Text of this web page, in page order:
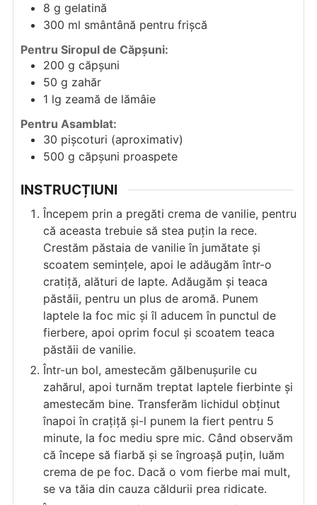
8 g gelatină
300 ml smântână pentru frișcă
Pentru Siropul de Căpșuni:
200 g căpșuni
50 g zahăr
1 lg zeamă de lămâie
Pentru Asamblat:
30 pișcoturi (aproximativ)
500 g căpșuni proaspete
INSTRUCȚIUNI
Începem prin a pregăti crema de vanilie, pentru
că aceasta trebuie să stea puțin la rece.
Crestăm păstaia de vanilie în jumătate și
scoatem semințele, apoi le adăugăm într-o
cratiță, alături de lapte. Adăugăm și teaca
păstăii, pentru un plus de aromă. Punem
laptele la foc mic și îl aducem în punctul de
fierbere, apoi oprim focul și scoatem teaca
păstăii de vanilie.
Într-un bol, amestecăm gălbenușurile cu
zahărul, apoi turnăm treptat laptele fierbinte și
amestecăm bine. Transferăm lichidul obținut
înapoi în crațiță și-l punem la fiert pentru 5
minute, la foc mediu spre mic. Când observăm
că începe să fiarbă și se îngroașă puțin, luăm
crema de pe foc. Dacă o vom fierbe mai mult,
se va tăia din cauza căldurii prea ridicate.